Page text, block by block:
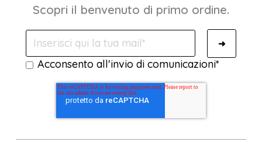
Scopri il benvenuto di primo ordine.
Acconsento all'invio di comunicazioni*